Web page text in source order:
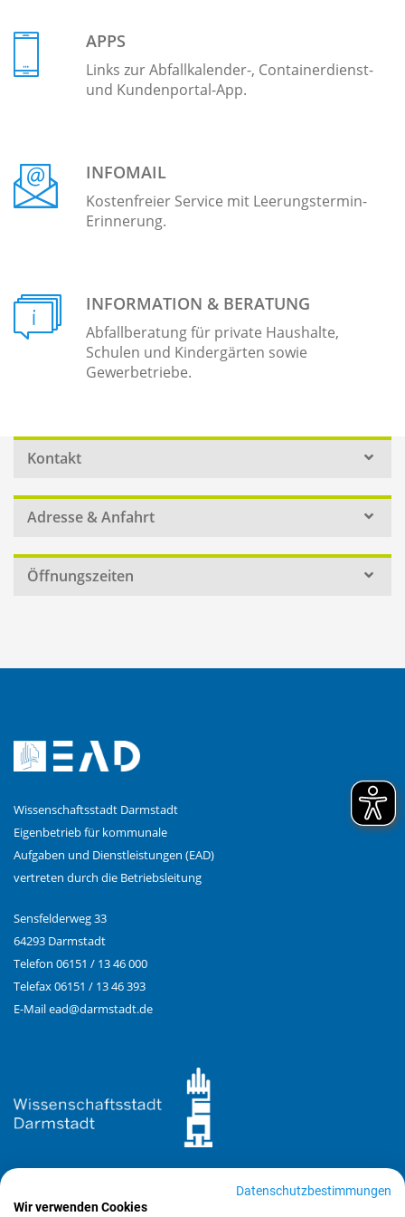
APPS
Links zur Abfallkalender-, Containerdienst-
und Kundenportal-App.
INFOMAIL
Kostenfreier Service mit Leerungstermin-
Erinnerung.
INFORMATION & BERATUNG
Abfallberatung für private Haushalte,
Schulen und Kindergärten sowie
Gewerbetriebe.
Kontakt
Adresse & Anfahrt
Öffnungszeiten
Wissenschaftsstadt Darmstadt
Eigenbetrieb für kommunale
Aufgaben und Dienstleistungen (EAD)
vertreten durch die Betriebsleitung
Sensfelderweg 33
64293 Darmstadt
Telefon 06151 / 13 46 000
Telefax 06151 / 13 46 393
E-Mailead@darmstadt.de
Datenschutzbestimmungen
Wir verwenden Cookies